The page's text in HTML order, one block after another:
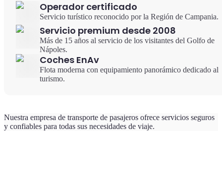
Operador certificado
Servicio turístico reconocido por la Región de Campania.
Servicio premium desde 2008
Más de 15 años al servicio de los visitantes del Golfo de
Nápoles.
Coches EnAv
Flota moderna con equipamiento panorámico dedicado al
turismo.
Nuestra empresa de transporte de pasajeros ofrece servicios seguros
y confiables para todas sus necesidades de viaje.